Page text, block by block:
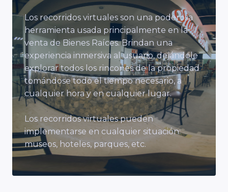
Los recorridos virtuales son una poderosa
herramienta usada principalmente en la
venta de Bienes Raíces. Brindan una
experiencia inmersiva al usuario, dejándole
explorar todos los rincones de la propiedad
tomándose todo el tiempo necesario, a
cualquier hora y en cualquier lugar.
Los recorridos virtuales pueden
implementarse en cualquier situación:
museos, hoteles, parques, etc.